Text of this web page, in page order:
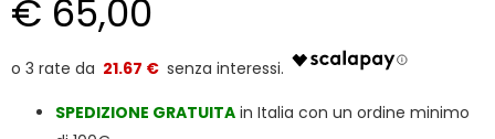
€ 65,00
21.67 €
SPEDIZIONE GRATUITA in Italia con un ordine minimo